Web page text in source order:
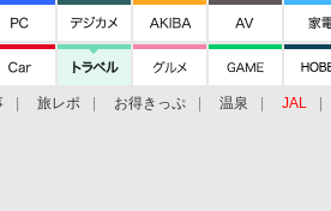
旅レポ お得きっぷ 温泉 JAL